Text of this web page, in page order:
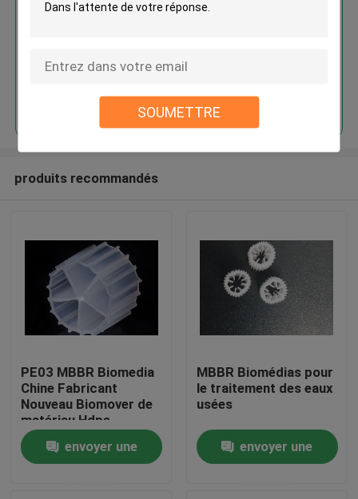
SOUMETTRE
Maison
Produits
Mbbr Usines de traitement des
Continuer
produits recommandés
PE03 MBBR Biomedia
Chine Fabricant
Nouveau Biomover de
matériau Hdpe
envoyer une
MBBR Biomédias pour
le traitement des eaux
usées
envoyer une